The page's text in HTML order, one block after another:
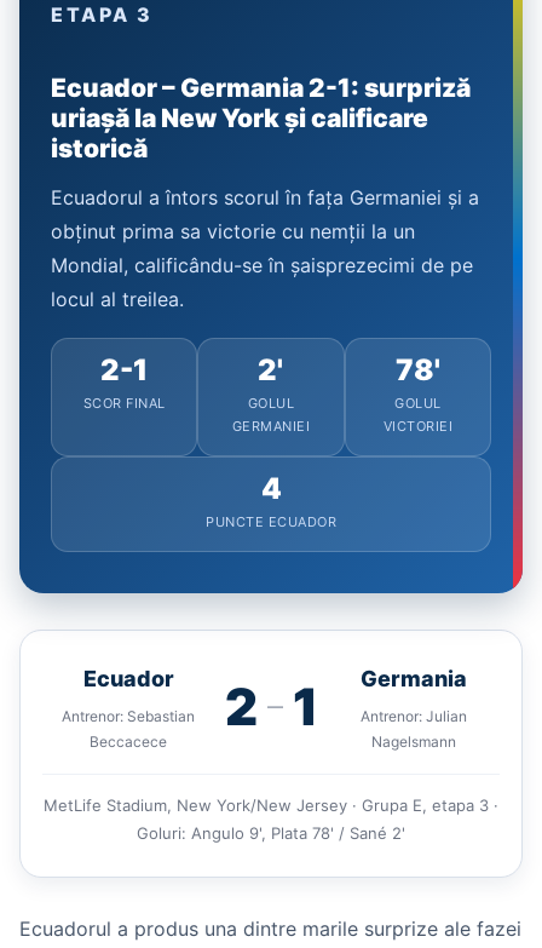
ETAPA 3
Ecuador – Germania 2-1: surpriză
uriașă la New York și calificare
istorică
Ecuadorul a întors scorul în fața Germaniei și a
obținut prima sa victorie cu nemții la un
Mondial, calificându-se în șaisprezecimi de pe
locul al treilea.
2-1
SCOR FINAL
2'
GOLUL
GERMANIEI
78'
GOLUL
VICTORIEI
4
PUNCTE ECUADOR
Ecuador
Antrenor: Sebastian
Beccacece
2 — 1 Germania
Antrenor: Julian
Nagelsmann
MetLife Stadium, New York/New Jersey · Grupa E, etapa 3 ·
Goluri: Angulo 9', Plata 78' / Sané 2'
Ecuadorul a produs una dintre marile surprize ale fazei